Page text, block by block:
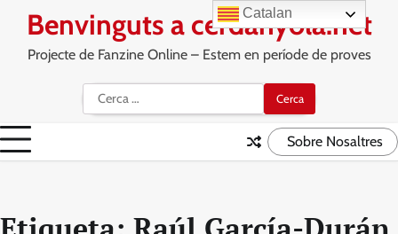
content
Benvinguts a cerdanyola.net
Projecte de Fanzine Online – Estem en període de proves
Cerca:
Sobre Nosaltres
Catalan